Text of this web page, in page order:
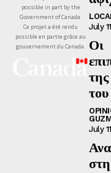
possible in part by the
Government of Canada.
Ce projet a été rendu
possible en partie grâce au
gouvernement du Canada.
July
Οι
July